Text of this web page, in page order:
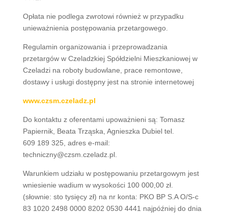
Opłata nie podlega zwrotowi również w przypadku
unieważnienia postępowania przetargowego.
Regulamin organizowania i przeprowadzania
przetargów w Czeladzkiej Spółdzielni Mieszkaniowej w
Czeladzi na roboty budowlane, prace remontowe,
dostawy i usługi dostępny jest na stronie internetowej
www.czsm.czeladz.pl
Do kontaktu z oferentami upoważnieni są: Tomasz
Papiernik, Beata Trząska, Agnieszka Dubiel tel.
609 189 325, adres e-mail:
techniczny@czsm.czeladz.pl.
Warunkiem udziału w postępowaniu przetargowym jest
wniesienie wadium w wysokości 100 000,00 zł.
(słownie: sto tysięcy zł) na nr konta: PKO BP S.A O/S-c
83 1020 2498 0000 8202 0530 4441 najpóźniej do dnia